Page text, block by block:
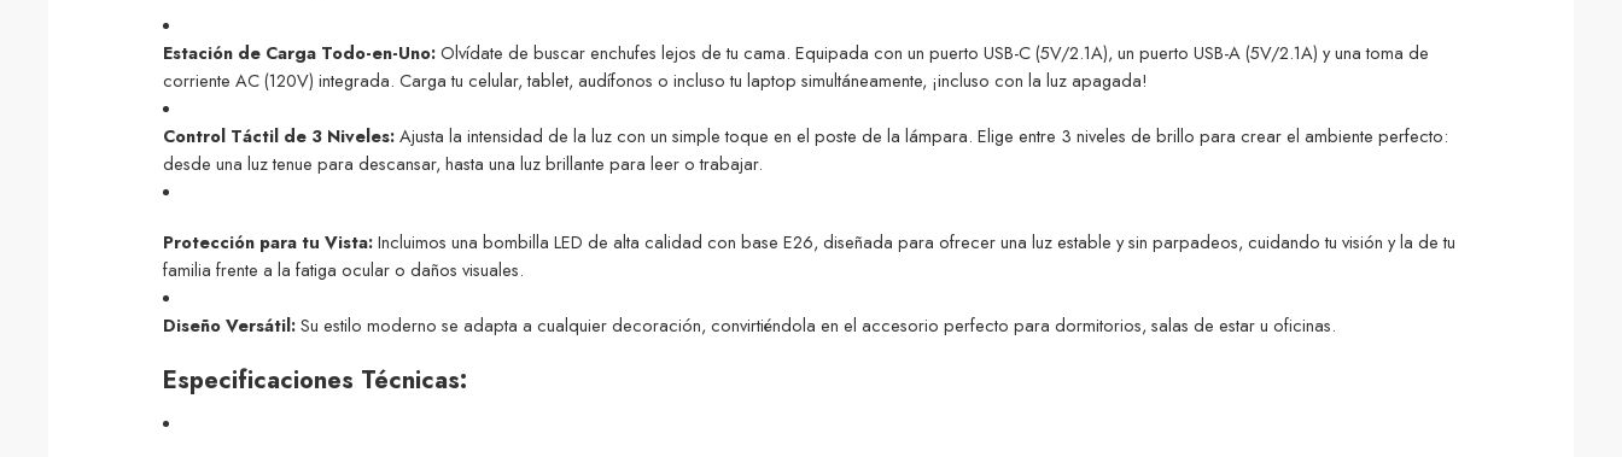
Estación de Carga Todo-en-Uno:Olvídate de buscar enchufes lejos de tu cama. Equipada con un puerto USB-C (5V/2.1A), un puerto USB-A (5V/2.1A) y una toma de
corriente AC (120V) integrada. Carga tu celular, tablet, audífonos o incluso tu laptop simultáneamente, ¡incluso con la luz apagada!
Control Táctil de 3 Niveles:Ajusta la intensidad de la luz con un simple toque en el poste de la lámpara. Elige entre 3 niveles de brillo para crear el ambiente perfecto:
desde una luz tenue para descansar, hasta una luz brillante para leer o trabajar.
Protección para tu Vista:Incluimos una bombilla LED de alta calidad con base E26, diseñada para ofrecer una luz estable y sin parpadeos, cuidando tu visión y la de tu
familia frente a la fatiga ocular o daños visuales.
Diseño Versátil:Su estilo moderno se adapta a cualquier decoración, convirtiéndola en el accesorio perfecto para dormitorios, salas de estar u oficinas.
Especificaciones Técnicas: